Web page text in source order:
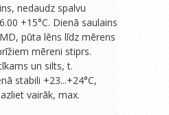
nedaudz spalvu
+15°C. Dienā saulains
pūta lēns līdz mērens
mēreni stiprs.
un silts, t.
stabili +23...+24°C,
vairāk, max.